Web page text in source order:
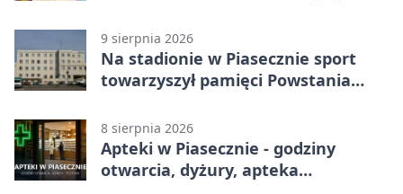
9 sierpnia 2026
Na stadionie w Piasecznie sport
towarzyszył pamięci Powstania
8 sierpnia 2026
Apteki w Piasecznie - godziny
otwarcia, dyżury, apteka